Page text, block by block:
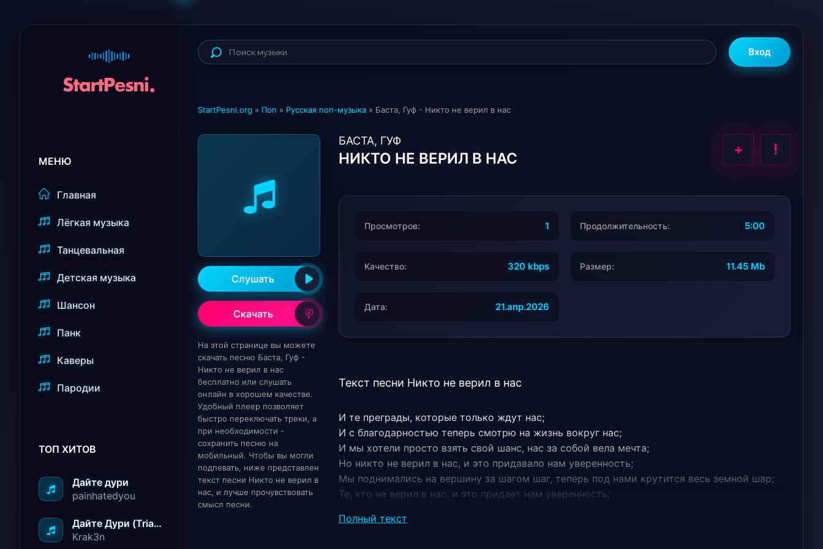
МЕНЮ
Главная
Лёгкая музыка
Танцевальная
Детская музыка
Шансон
Панк
Каверы
Пародии
ТОП ХИТОВ
Дайте дури
painhatedyou
Дайте Дури (Triad Remix)
Krak3n
Вход
StartPesni.org » Поп » Русская поп-музыка » Баста, Гуф - Никто не верил в нас
Слушать
Скачать
На этой странице вы можете
скачать песню Баста, Гуф -
Никто не верил в нас
бесплатно или слушать
онлайн в хорошем качестве.
Удобный плеер позволяет
быстро переключать треки, а
при необходимости -
сохранить песню на
мобильный. Чтобы вы могли
подпевать, ниже представлен
текст песни Никто не верил в
нас, и лучше прочувствовать
смысл песни.
БАСТА, ГУФ
НИКТО НЕ ВЕРИЛ В НАС
+ !
Просмотров: 1 Продолжительность: 5:00
Качество: 320 kbps Размер: 11.45 Mb
Дата: 21.апр.2026
Текст песни Никто не верил в нас
И те преграды, которые только ждут нас;
И с благодарностью теперь смотрю на жизнь вокруг нас;
И мы хотели просто взять свой шанс, нас за собой вела мечта;
Но никто не верил в нас, и это придавало нам уверенность;
Мы поднимались на вершину за шагом шаг, теперь под нами крутится весь земной шар;
Те, кто не верил в нас, и это придает нам уверенность;
Остался распиздяем, но все-таки кем-то стал;
Полный текст